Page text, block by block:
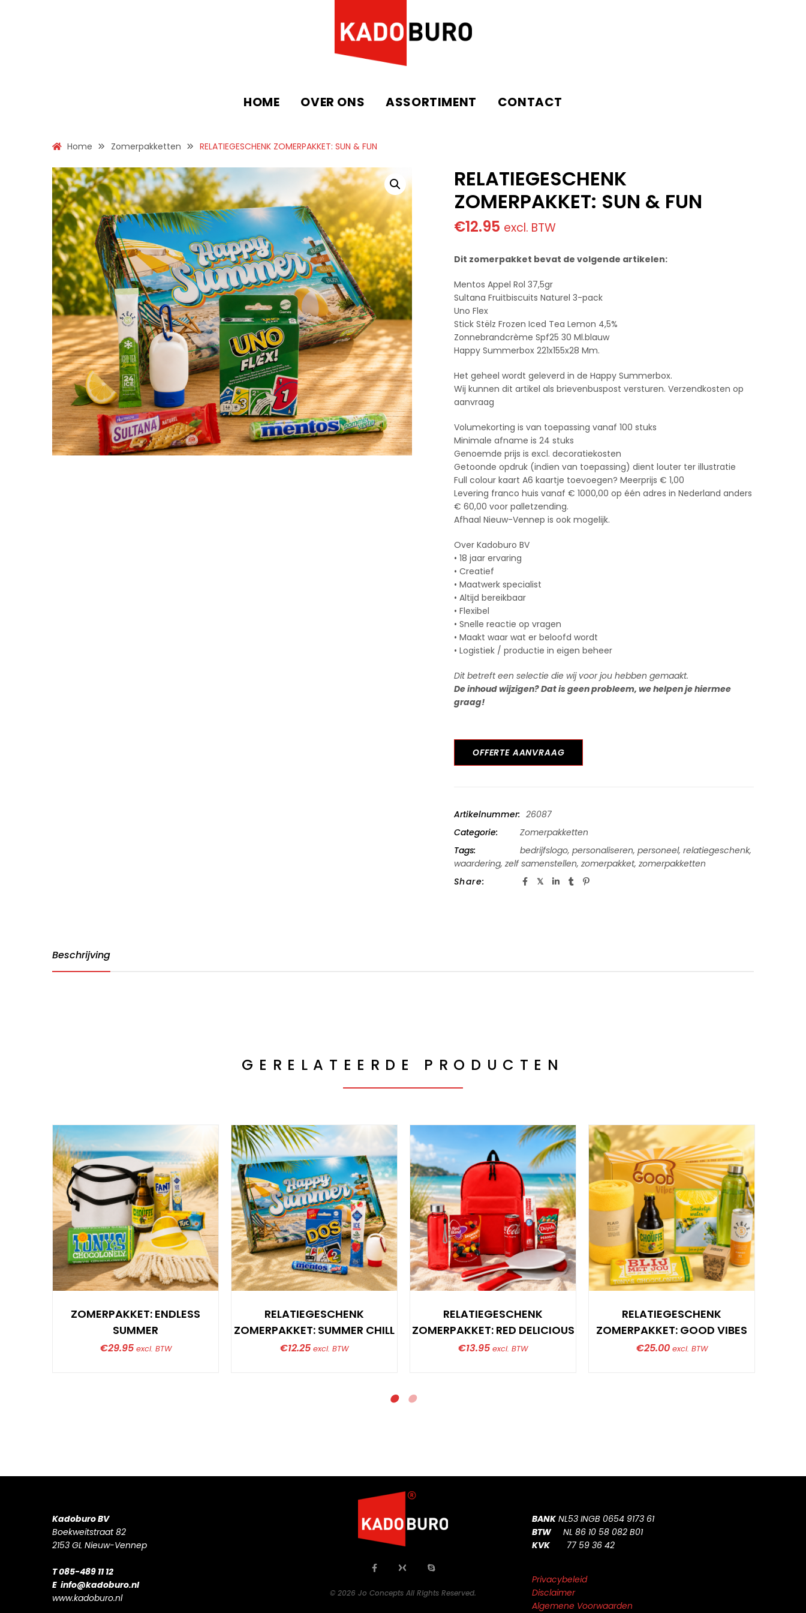
HOME OVER ONS ASSORTIMENT CONTACT
Home Zomerpakketten RELATIEGESCHENK ZOMERPAKKET: SUN & FUN
RELATIEGESCHENK
ZOMERPAKKET: SUN & FUN
€12.95 excl. BTW
Dit zomerpakket bevat de volgende artikelen:
Mentos Appel Rol 37,5gr
Sultana Fruitbiscuits Naturel 3-pack
Uno Flex
Stick Stëlz Frozen Iced Tea Lemon 4,5%
Zonnebrandcrème Spf25 30 Ml.blauw
Happy Summerbox 221x155x28 Mm.
Het geheel wordt geleverd in de Happy Summerbox.
Wij kunnen dit artikel als brievenbuspost versturen. Verzendkosten op
aanvraag
Volumekorting is van toepassing vanaf 100 stuks
Minimale afname is 24 stuks
Genoemde prijs is excl. decoratiekosten
Getoonde opdruk (indien van toepassing) dient louter ter illustratie
Full colour kaart A6 kaartje toevoegen? Meerprijs € 1,00
Levering franco huis vanaf € 1000,00 op één adres in Nederland anders
€ 60,00 voor palletzending.
Afhaal Nieuw-Vennep is ook mogelijk.
Over Kadoburo BV
• 18 jaar ervaring
• Creatief
• Maatwerk specialist
• Altijd bereikbaar
• Flexibel
• Snelle reactie op vragen
• Maakt waar wat er beloofd wordt
• Logistiek / productie in eigen beheer
Dit betreft een selectie die wij voor jou hebben gemaakt.
De inhoud wijzigen? Dat is geen probleem, we helpen je hiermee
graag!
OFFERTE AANVRAAG
Artikelnummer: 26087
Categorie:
Zomerpakketten
Tags:
bedrijfslogo, personaliseren, personeel, relatiegeschenk,
waardering, zelf samenstellen, zomerpakket, zomerpakketten
Share:
Beschrijving
GERELATEERDE PRODUCTEN
ZOMERPAKKET: ENDLESS
SUMMER
€29.95 excl. BTW
RELATIEGESCHENK
ZOMERPAKKET: SUMMER CHILL
€12.25 excl. BTW
RELATIEGESCHENK
ZOMERPAKKET: RED DELICIOUS
€13.95 excl. BTW
RELATIEGESCHENK
ZOMERPAKKET: GOOD VIBES
€25.00 excl. BTW
Kadoburo BV
Boekweitstraat 82
2153 GL Nieuw-Vennep
T 085-489 11 12
E info@kadoburo.nl
www.kadoburo.nl
BANK NL53 INGB 0654 9173 61
BTWNL 86 10 58 082 B01
KVK 77 59 36 42
Privacybeleid
Disclaimer
Algemene Voorwaarden
© 2026 Jo Concepts All Rights Reserved.